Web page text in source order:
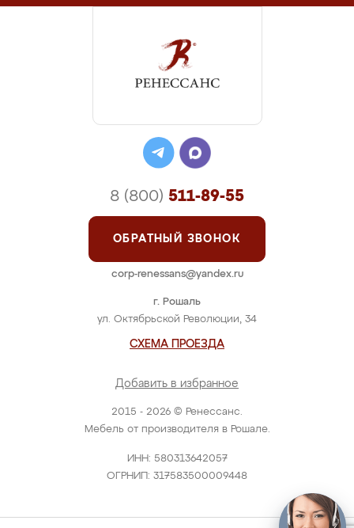
2015 - 2026 © Ренессанс.
Мебель от производителя в Рошале.
ИНН: 580313642057
ОГРНИП: 317583500009448
г. Рошаль
ул. Октябрьской Революции, 34
СХЕМА ПРОЕЗДА
Добавить в избранное
8 (800) 511-89-55
ОБРАТНЫЙ ЗВОНОК
corp-renessans@yandex.ru